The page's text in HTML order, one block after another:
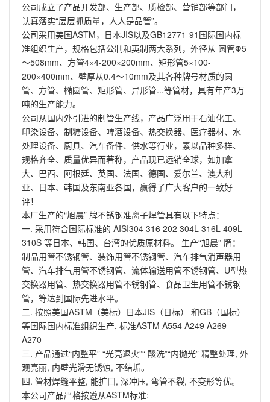
公司成立了产品开发部、生产部、质检部、营销部等部门，
认真落实“层层抓质量，人人是品管”。
公司采用美国ASTM，日本JIS以及GB12771-91国际国内标
准组织生产，规格包括公制和英制两大系列，外径从 圆管Ф5
～508mm、方管4×4-200×200mm、矩形管5×100-
200×400mm、壁厚从0.4～10mm及其各种牌号材质的圆
管、方管、椭圆管、矩形管、异形管...等管材，具有年产3万
吨的生产能力。
公司从国内外引进的制管生产线，产品广泛用于石油化工、
印染设备、制糖设备、啤酒设备、热交换器、医疗器材、水
处理设备、厨具、汽车备件、供水等行业，素以品种多样、
规格齐全、质量优异而著称，产品现已远销全球，如加拿
大、巴西、阿根廷、英国、法国、德国、爱尔兰、澳大利
亚、日本、韩国及东南亚各国，赢得了广大客户的一致好
评！
本厂生产的“旭晨” 牌不锈钢准离子焊管具有以下特点：
一. 采用符合国际标准的 AISI304 316 202 304L 316L 409L
310S 等日本、韩国、台湾的优质原材料。 生产“旭晨” 牌：
制品用管不锈钢管、装饰用管不锈钢管、汽车排气消声器用
管、汽车排气用管不锈钢管、流体输送用管不锈钢管、U型热
交换器用管、热交换器用管不锈钢管、食品卫生用管不锈钢
管，等达到国际先进水平。
二. 按照美国ASTM（美标）日本JIS（日标） 和GB（国标）
等国际国内标准组织生产, 标准ASTM A554 A249 A269
A270
三. 产品通过“内整平” “光亮退火”“ 酸洗”“内抛光” 精整处理, 外
观亮丽, 内壁光滑无锈蚀, 不结垢。
四. 管材焊缝平整, 能扩囗, 深冲压, 弯管不裂, 不变形等优。
本公司产品严格按遵从ASTM标准: